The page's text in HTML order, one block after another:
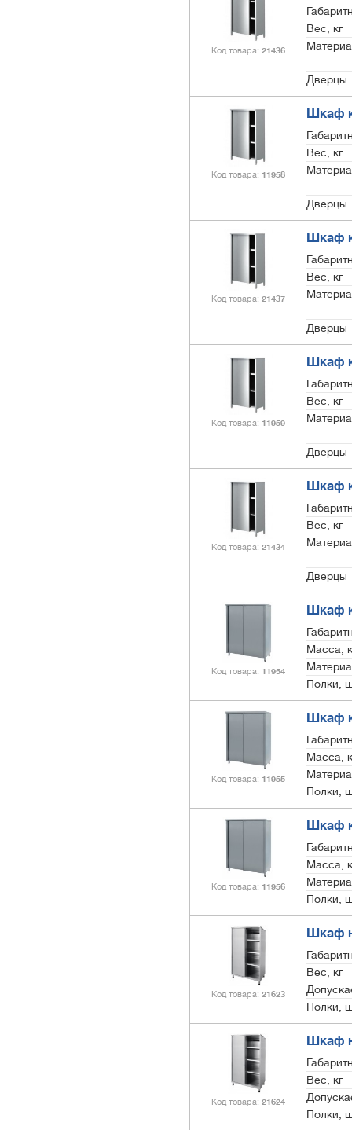
Код товара 21436
Вес, кг
Дверцы
Код товара 11958
Шкаф
Вес, кг
Дверцы
Код товара 21437
Шкаф
Вес, кг
Дверцы
Код товара 11959
Шкаф
Вес, кг
Дверцы
Код товара 21434
Шкаф
Вес, кг
Дверцы
Код товара 11954
Шкаф
Масса,
Полки,
Код товара 11955
Шкаф
Масса,
Полки,
Код товара 11956
Шкаф
Масса,
Полки,
Код товара 21623
Шкаф
Вес, кг
Полки,
Код товара 21624
Шкаф
Вес, кг
Полки,